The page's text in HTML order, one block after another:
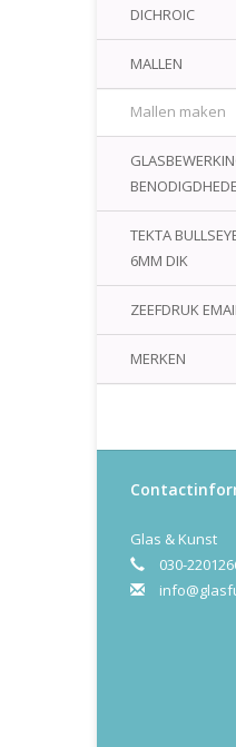
DICHROIC
MALLEN
Mallen maken
TEKTA
6MM DIK
ZEEFDRUK
MERKEN
Glas & Kunst
030-